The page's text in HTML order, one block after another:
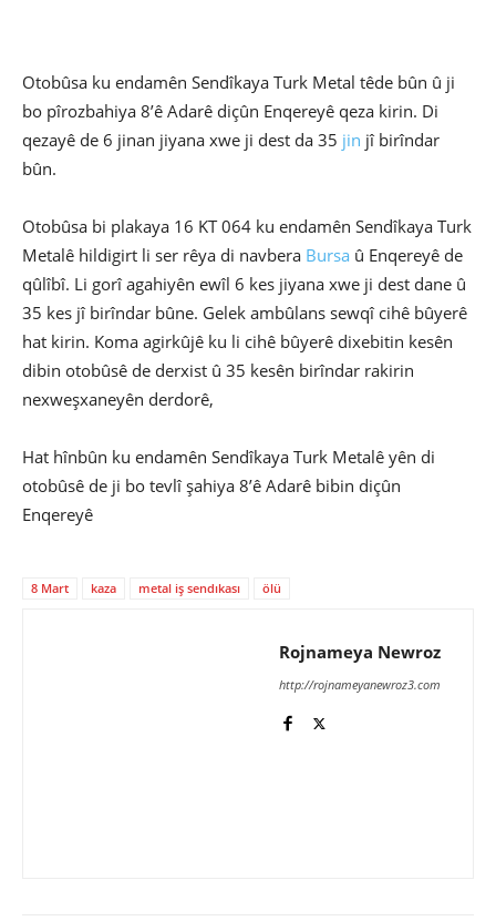
Otobûsa ku endamên Sendîkaya Turk Metal têde bûn û ji
bo pîrozbahiya 8’ê Adarê diçûn Enqereyê qeza kirin. Di
qezayê de 6 jinan jiyana xwe ji dest da 35 jin jî birîndar
bûn.
Otobûsa bi plakaya 16 KT 064 ku endamên Sendîkaya Turk
Metalê hildigirt li ser rêya di navbera Bursa û Enqereyê de
qûlîbî. Li gorî agahiyên ewîl 6 kes jiyana xwe ji dest dane û
35 kes jî birîndar bûne. Gelek ambûlans sewqî cihê bûyerê
hat kirin. Koma agirkûjê ku li cihê bûyerê dixebitin kesên
dibin otobûsê de derxist û 35 kesên birîndar rakirin
nexweşxaneyên derdorê,
Hat hînbûn ku endamên Sendîkaya Turk Metalê yên di
otobûsê de ji bo tevlî şahiya 8’ê Adarê bibin diçûn
Enqereyê
8 Mart kaza metal iş sendıkası ölü
Rojnameya Newroz
http://rojnameyanewroz3.com